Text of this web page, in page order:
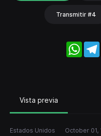
Transmitir #4
Vista previa
Estados Unidos October 01,